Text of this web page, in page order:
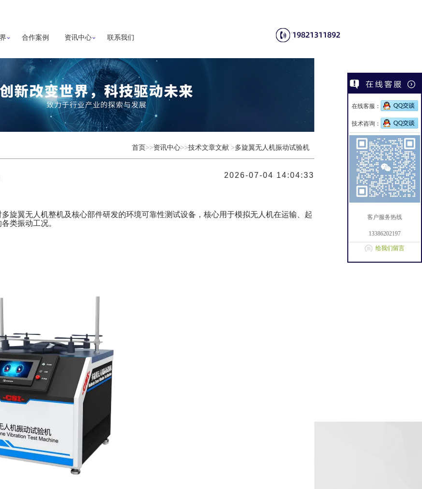
合作案例 资讯中心 联系我们
首页>>资讯中心>>技术文章文献 >多旋翼无人机振动试验机
2026-07-04 14:04:33
旋翼无人机整机及核心部件研发的环境可靠性测试设备，核心用于模拟无人机在运输、起
类振动工况。
在线客服：
技术咨询：
客户服务热线
13386202197
给我们留言